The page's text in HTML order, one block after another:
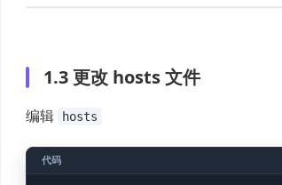
1.3 更改 hosts 文件
编辑 hosts